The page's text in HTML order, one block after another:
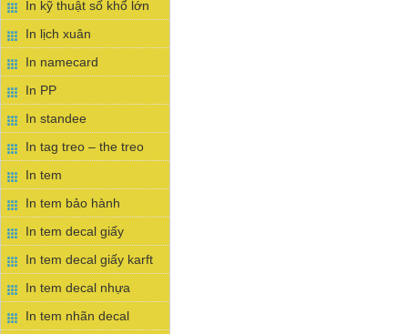
In kỹ thuật số khổ lớn
In lịch xuân
In namecard
In PP
In standee
In tag treo – the treo
In tem
In tem bảo hành
In tem decal giấy
In tem decal giấy karft
In tem decal nhựa
In tem nhãn decal